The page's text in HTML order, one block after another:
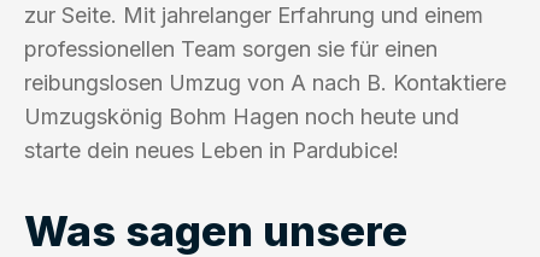
zur Seite. Mit jahrelanger Erfahrung und einem
professionellen Team sorgen sie für einen
reibungslosen Umzug von A nach B. Kontaktiere
Umzugskönig Bohm Hagen noch heute und
starte dein neues Leben in Pardubice!
Was sagen unsere